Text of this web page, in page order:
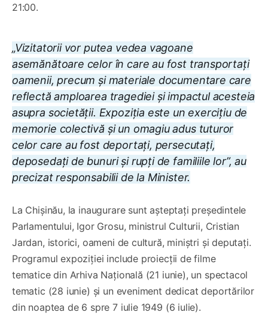
21:00.
„Vizitatorii vor putea vedea vagoane
asemănătoare celor în care au fost transportați
oamenii, precum și materiale documentare care
reflectă amploarea tragediei și impactul acesteia
asupra societății. Expoziția este un exercițiu de
memorie colectivă și un omagiu adus tuturor
celor care au fost deportați, persecutați,
deposedați de bunuri și rupți de familiile lor”, au
precizat responsabilii de la Minister.
La Chișinău, la inaugurare sunt așteptați președintele
Parlamentului, Igor Grosu, ministrul Culturii, Cristian
Jardan, istorici, oameni de cultură, miniștri și deputați.
Programul expoziției include proiecții de filme
tematice din Arhiva Națională (21 iunie), un spectacol
tematic (28 iunie) și un eveniment dedicat deportărilor
din noaptea de 6 spre 7 iulie 1949 (6 iulie).